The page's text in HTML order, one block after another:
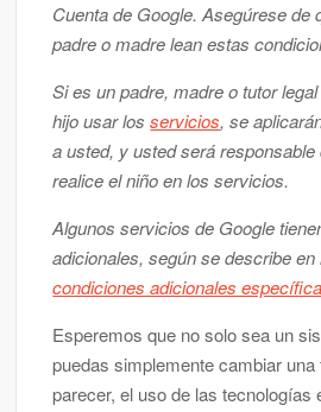
Cuenta de Google. Asegúrese de
padre o madre lean estas
Si es un padre, madre o tutor
hijo usar losservicios, se
a usted, y usted será
realice el niño en los servicios.
Algunos servicios de Google
adicionales, según se describe
condiciones adicionales
Esperemos que no solo sea un
puedas simplemente cambiar
parecer, el uso de las tecnologías